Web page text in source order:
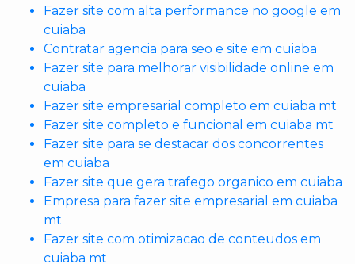
Fazer site com alta performance no google em
cuiaba
Contratar agencia para seo e site em cuiaba
Fazer site para melhorar visibilidade online em
cuiaba
Fazer site empresarial completo em cuiaba mt
Fazer site completo e funcional em cuiaba mt
Fazer site para se destacar dos concorrentes
em cuiaba
Fazer site que gera trafego organico em cuiaba
Empresa para fazer site empresarial em cuiaba
mt
Fazer site com otimizacao de conteudos em
cuiaba mt